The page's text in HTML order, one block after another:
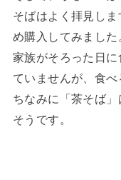
そばはよく拝見し
め購入してみました
家族がそろった日
ていませんが、食べ
ちなみに「茶そば
そうです。